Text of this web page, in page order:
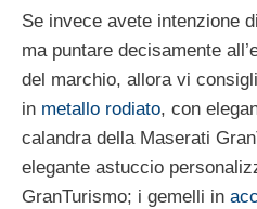
Se invece avete intenzione
ma puntare decisamente
del marchio, allora vi
in metallo rodiato, con
calandra della Maserati
elegante astuccio
GranTurismo; i gemelli in